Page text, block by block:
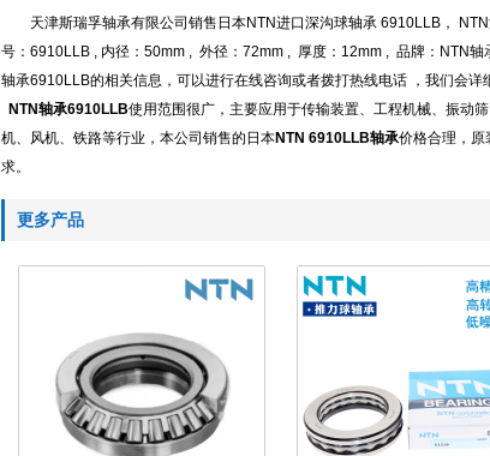
天津斯瑞孚轴承有限公司销售日本NTN进口深沟球轴承 6910LLB，
号：6910LLB , 内径：50mm , 外径：72mm , 厚度：12mm , 品牌：NTN
轴承6910LLB的相关信息，可以进行在线咨询或者拨打热线电话 ，我们会详
NTN轴承6910LLB使用范围很广，主要应用于传输装置、工程机械、振动
机、风机、铁路等行业，本公司销售的日本NTN 6910LLB轴承价格合理，原
求。
更多产品